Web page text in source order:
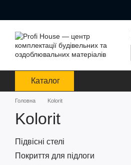
Каталог
Головна Kolorit
Kolorit
Підвісні стелі
Покриття для підлоги